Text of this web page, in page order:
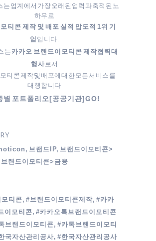
업계에서 가장 오래된 업력과 축적된 노
하우로
티콘 제작 및 배포 실적 압도적 1위 기
업 입니다.
는 카카오 브랜드이모티콘 제작협력대
행사로서
티콘 제작 및 배포에 대한 모든 서비스를
대행합니다
별 포트폴리오[공공기관]GO!
브랜드IP, 브랜드이모티콘>
랜드이모티콘>금융
티콘, #브랜드이모티콘제작, #카카
이모티콘, #카카오톡브랜드이모티콘
브랜드이모티콘, #카톡브랜드이모티
국자산관리공사, #한국자산관리공사